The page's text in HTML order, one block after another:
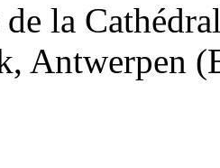
la
Antwerpen